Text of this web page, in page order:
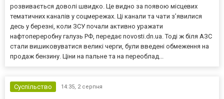
розвивається доволі швидко. Це видно за появою місцевих
тематичних каналів у соцмережах. Ці канали та чати з’явилися
десь у березні, коли ЗСУ почали активно уражати
нафтопереробну галузь РФ, передає novosti.dn.ua. Тоді ж біля АЗС
стали вишиковуватися великі черги, були введені обмеження на
продаж бензину. Ціни на пальне та на переоблад...
Суспільство 14:35, 2 серпня